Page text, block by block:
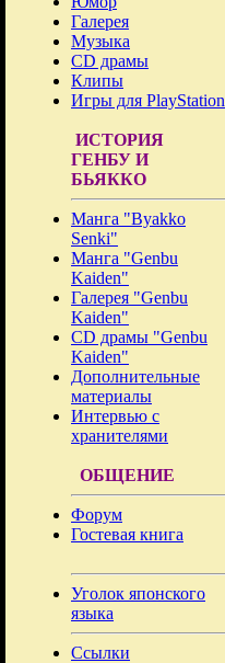
Галерея
Музыка
CD драмы
Клипы
Игры для PlayStation
ИСТОРИЯ
ГЕНБУ И
БЬЯККО
Манга "Byakko
Senki"
Манга "Genbu
Kaiden"
Галерея "Genbu
Kaiden"
CD драмы "Genbu
Kaiden"
Дополнительные
материалы
Интервью с
хранителями
ОБЩЕНИЕ
Форум
Гостевая книга
Уголок японского
языка
Ссылки